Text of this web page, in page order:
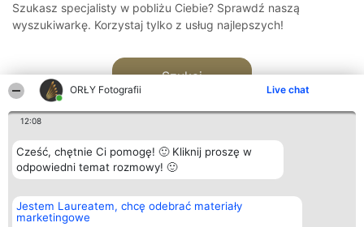
ORŁY Fotografii Live chat
12:08
Cześć, chętnie Ci pomogę! 🙂 Kliknij proszę w
odpowiedni temat rozmowy! 🙂
Jestem Laureatem, chcę odebrać materiały
marketingowe
Szukasz specjalisty w pobliżu Ciebie? Sprawdź naszą
wyszukiwarkę. Korzystaj tylko z usług najlepszych!
Szukaj
Organizator plebiscytu
Bright Side Solutions sp. z o.
o. sp. k.
Plebiscyt
Laureaci
Kontakt
Kontakt